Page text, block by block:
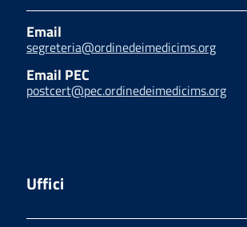
Email
segreteria@ordinedeimedicims.org
Email PEC
postcert@pec.ordinedeimedicims.org
Uffici